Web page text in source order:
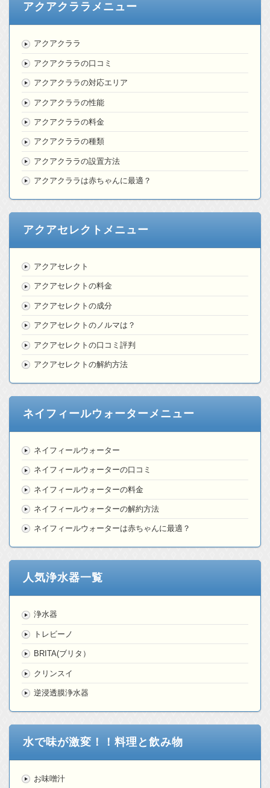
アクアクララメニュー
アクアクララ
アクアクララの口コミ
アクアクララの対応エリア
アクアクララの性能
アクアクララの料金
アクアクララの種類
アクアクララの設置方法
アクアクララは赤ちゃんに最適？
アクアセレクトメニュー
アクアセレクト
アクアセレクトの料金
アクアセレクトの成分
アクアセレクトのノルマは？
アクアセレクトの口コミ評判
アクアセレクトの解約方法
ネイフィールウォーターメニュー
ネイフィールウォーター
ネイフィールウォーターの口コミ
ネイフィールウォーターの料金
ネイフィールウォーターの解約方法
ネイフィールウォーターは赤ちゃんに最適？
人気浄水器一覧
浄水器
トレビーノ
BRITA(ブリタ）
クリンスイ
逆浸透膜浄水器
水で味が激変！！料理と飲み物
お味噌汁